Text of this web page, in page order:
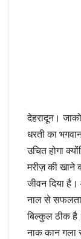
देहरादून।
धरती का
उचित होगा
मरीज़ की खाने
जीवन दिया
नाल से
बिल्कुल ठीक
नाक कान गला